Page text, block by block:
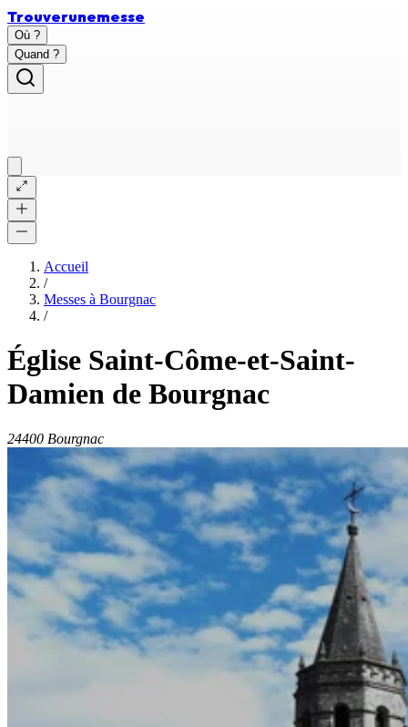
Trouverunemesse
Où ?
Quand ?
Accueil
/
Messes à Bourgnac
/
Église Saint-Côme-et-Saint-
Damien de Bourgnac
24400 Bourgnac